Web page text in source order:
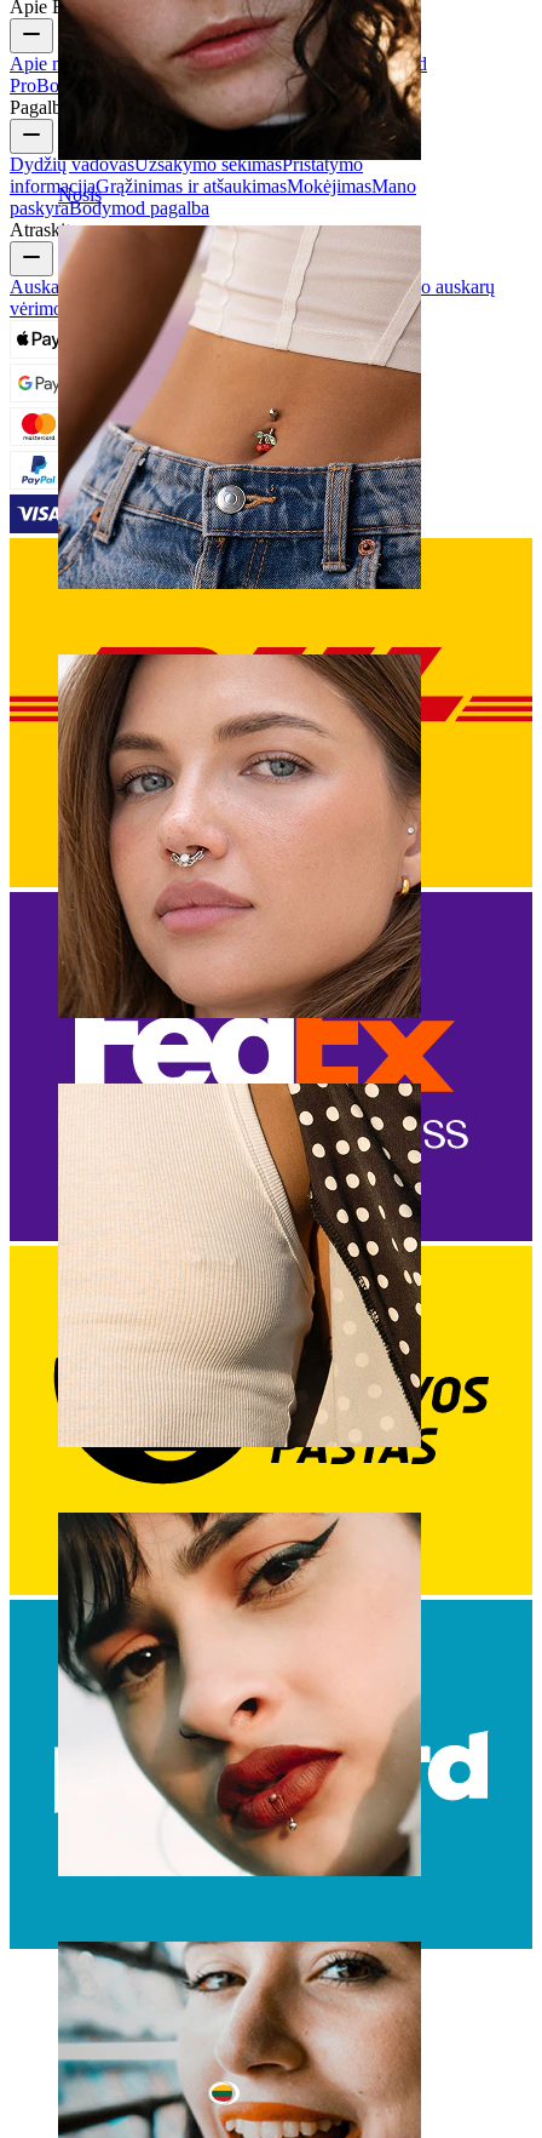
Nosis
Spenelis
Apie Bodymod
Apie mus BlogTaisyklės ir sąlygosSusisiekite
Bodymod
ProBodymod Creators Bodymod atsiliepimai
Pagalba ir informacija
Dydžių vadovasUžsakymo sekimasPristatymo
informacijaGrąžinimas ir atšaukimasMokėjimasMano
paskyraBodymod pagalba
Atraskite
Auskarų tipai Vėrimo papuošalų medžiagosPriežiūra po auskarų
vėrimo
Lithuania